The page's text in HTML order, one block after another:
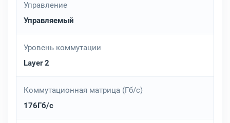
Управление
Управляемый
Уровень коммутации
Layer 2
Коммутационная матрица (Гб/с)
176Гб/с